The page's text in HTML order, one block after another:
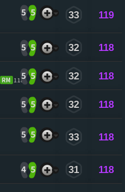
5 5 33 119
5 5 32 118
RM 1185 5 32 118
5 5 32 118
5 5 33 118
4 5 31 118